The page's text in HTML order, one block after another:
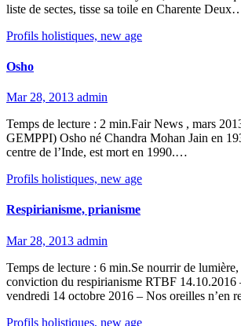
liste de sectes, tisse sa toile en Charente
Profils holistiques, new age
Osho
Mar 28, 2013 admin
Temps de lecture : 2 min.Fair News , mars
GEMPPI) Osho né Chandra Mohan Jain en
centre de l’Inde, est mort en 1990.…
Profils holistiques, new age
Respirianisme, prianisme
Mar 28, 2013 admin
Temps de lecture : 6 min.Se nourrir de lumière,
conviction du respirianisme RTBF
vendredi 14 octobre 2016 – Nos oreilles n’en
Profils holistiques, new age